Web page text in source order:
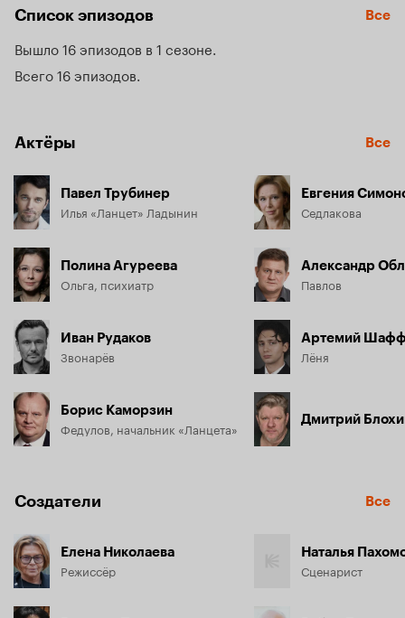
оперировать. Он уже готов уйти из медицины, но получает
больницы, занимающееся внутренними расследованиями.
Илья решает, что новое назначение поможет разобраться в
Список эпизодов Все
Вышло 16 эпизодов в 1 сезоне
Всего 16 эпизодов
Актёры Все
Павел Трубинер
Илья «Ланцет» Ладынин
Полина Агуреева
Ольга, психиатр
Иван Рудаков
Звонарёв
Борис Каморзин
Федулов, начальник «Ланцета»
Евгения
Седлакова
Александр
Павлов
Артемий
Лёня
Дмитрий
Создатели Все
Елена Николаева
Режиссёр
Наталья
Сценарист